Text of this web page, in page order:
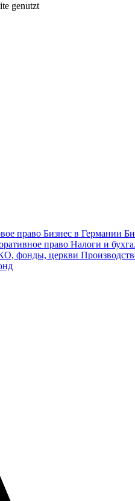
genutzt
право Бизнес в Германии
право Налоги и
фонды, церкви